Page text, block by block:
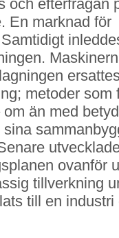
och efterfrågan
En marknad för
metoder som
än med
ovanför
tillverkning
till en